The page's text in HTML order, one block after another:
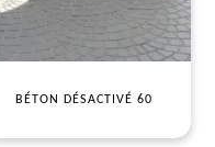
BÉTON DÉSACTIVÉ 60